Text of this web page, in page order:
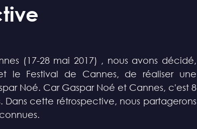
(17-28 mai 2017) , nous avons décidé,
le Festival de Cannes, de réaliser une
Noé. Car Gaspar Noé et Cannes, c'est 8
Dans cette rétrospective, nous partagerons